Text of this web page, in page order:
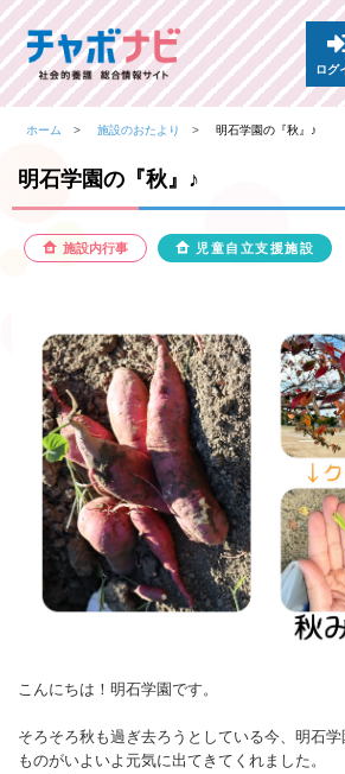
ログ
ホーム 施設のおたより 明石学園の『秋』♪
明石学園の『秋』♪
施設内行事 児童自立支援施設
こんにちは！明石学園です。
そろそろ秋も過ぎ去ろうとしている今、明石
ものがいよいよ元気に出てきてくれました。